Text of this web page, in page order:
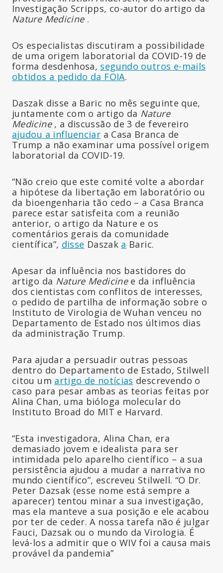
Investigação Scripps, co-autor do artigo da
Nature Medicine .
Os especialistas discutiram a possibilidade
de uma origem laboratorial da COVID-19 de
forma desdenhosa, segundo outros e-mails
obtidos a pedido da FOIA.
Daszak disse a Baric no mês seguinte que,
juntamente com o artigo da Nature
Medicine , a discussão de 3 de fevereiro
ajudou a influenciar a Casa Branca de
Trump a não examinar uma possível origem
laboratorial da COVID-19.
“Não creio que este comité volte a abordar
a hipótese da libertação em laboratório ou
da bioengenharia tão cedo – a Casa Branca
parece estar satisfeita com a reunião
anterior, o artigo da Nature e os
comentários gerais da comunidade
científica”, disse Daszak a Baric.
Apesar da influência nos bastidores do
artigo da Nature Medicinee da influência
dos cientistas com conflitos de interesses,
o pedido de partilha de informação sobre o
Instituto de Virologia de Wuhan venceu no
Departamento de Estado nos últimos dias
da administração Trump.
Para ajudar a persuadir outras pessoas
dentro do Departamento de Estado, Stilwell
citou um artigo de notícias descrevendo o
caso para pesar ambas as teorias feitas por
Alina Chan, uma bióloga molecular do
Instituto Broad do MIT e Harvard.
“Esta investigadora, Alina Chan, era
demasiado jovem e idealista para ser
intimidada pelo aparelho científico – a sua
persistência ajudou a mudar a narrativa no
mundo científico”, escreveu Stilwell. “O Dr.
Peter Dazsak (esse nome está sempre a
aparecer) tentou minar a sua investigação,
mas ela manteve a sua posição e ele acabou
por ter de ceder. A nossa tarefa não é julgar
Fauci, Dazsak ou o mundo da Virologia. É
levá-los a admitir que o WIV foi a causa mais
provável da pandemia”